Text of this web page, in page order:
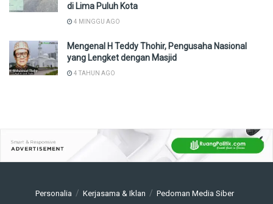
di Lima Puluh Kota
4 MINGGU AGO
Mengenal H Teddy Thohir, Pengusaha Nasional
yang Lengket dengan Masjid
4 TAHUN AGO
Personalia Kerjasama & Iklan Pedoman Media Siber